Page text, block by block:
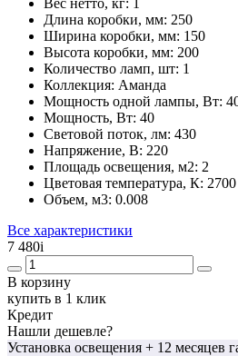
Длина коробки, мм: 250
Ширина коробки, мм: 150
Высота коробки, мм: 200
Количество ламп, шт: 1
Коллекция: Аманда
Мощность одной лампы, Вт:
Мощность, Вт: 40
Световой поток, лм: 430
Напряжение, В: 220
Площадь освещения, м2: 2
Цветовая температура, К: 2700
Объем, м3: 0.008
Все характеристики
7 480i
В корзину
купить в 1 клик
Кредит
Нашли дешевле?
Установка освещения + 12 месяцев